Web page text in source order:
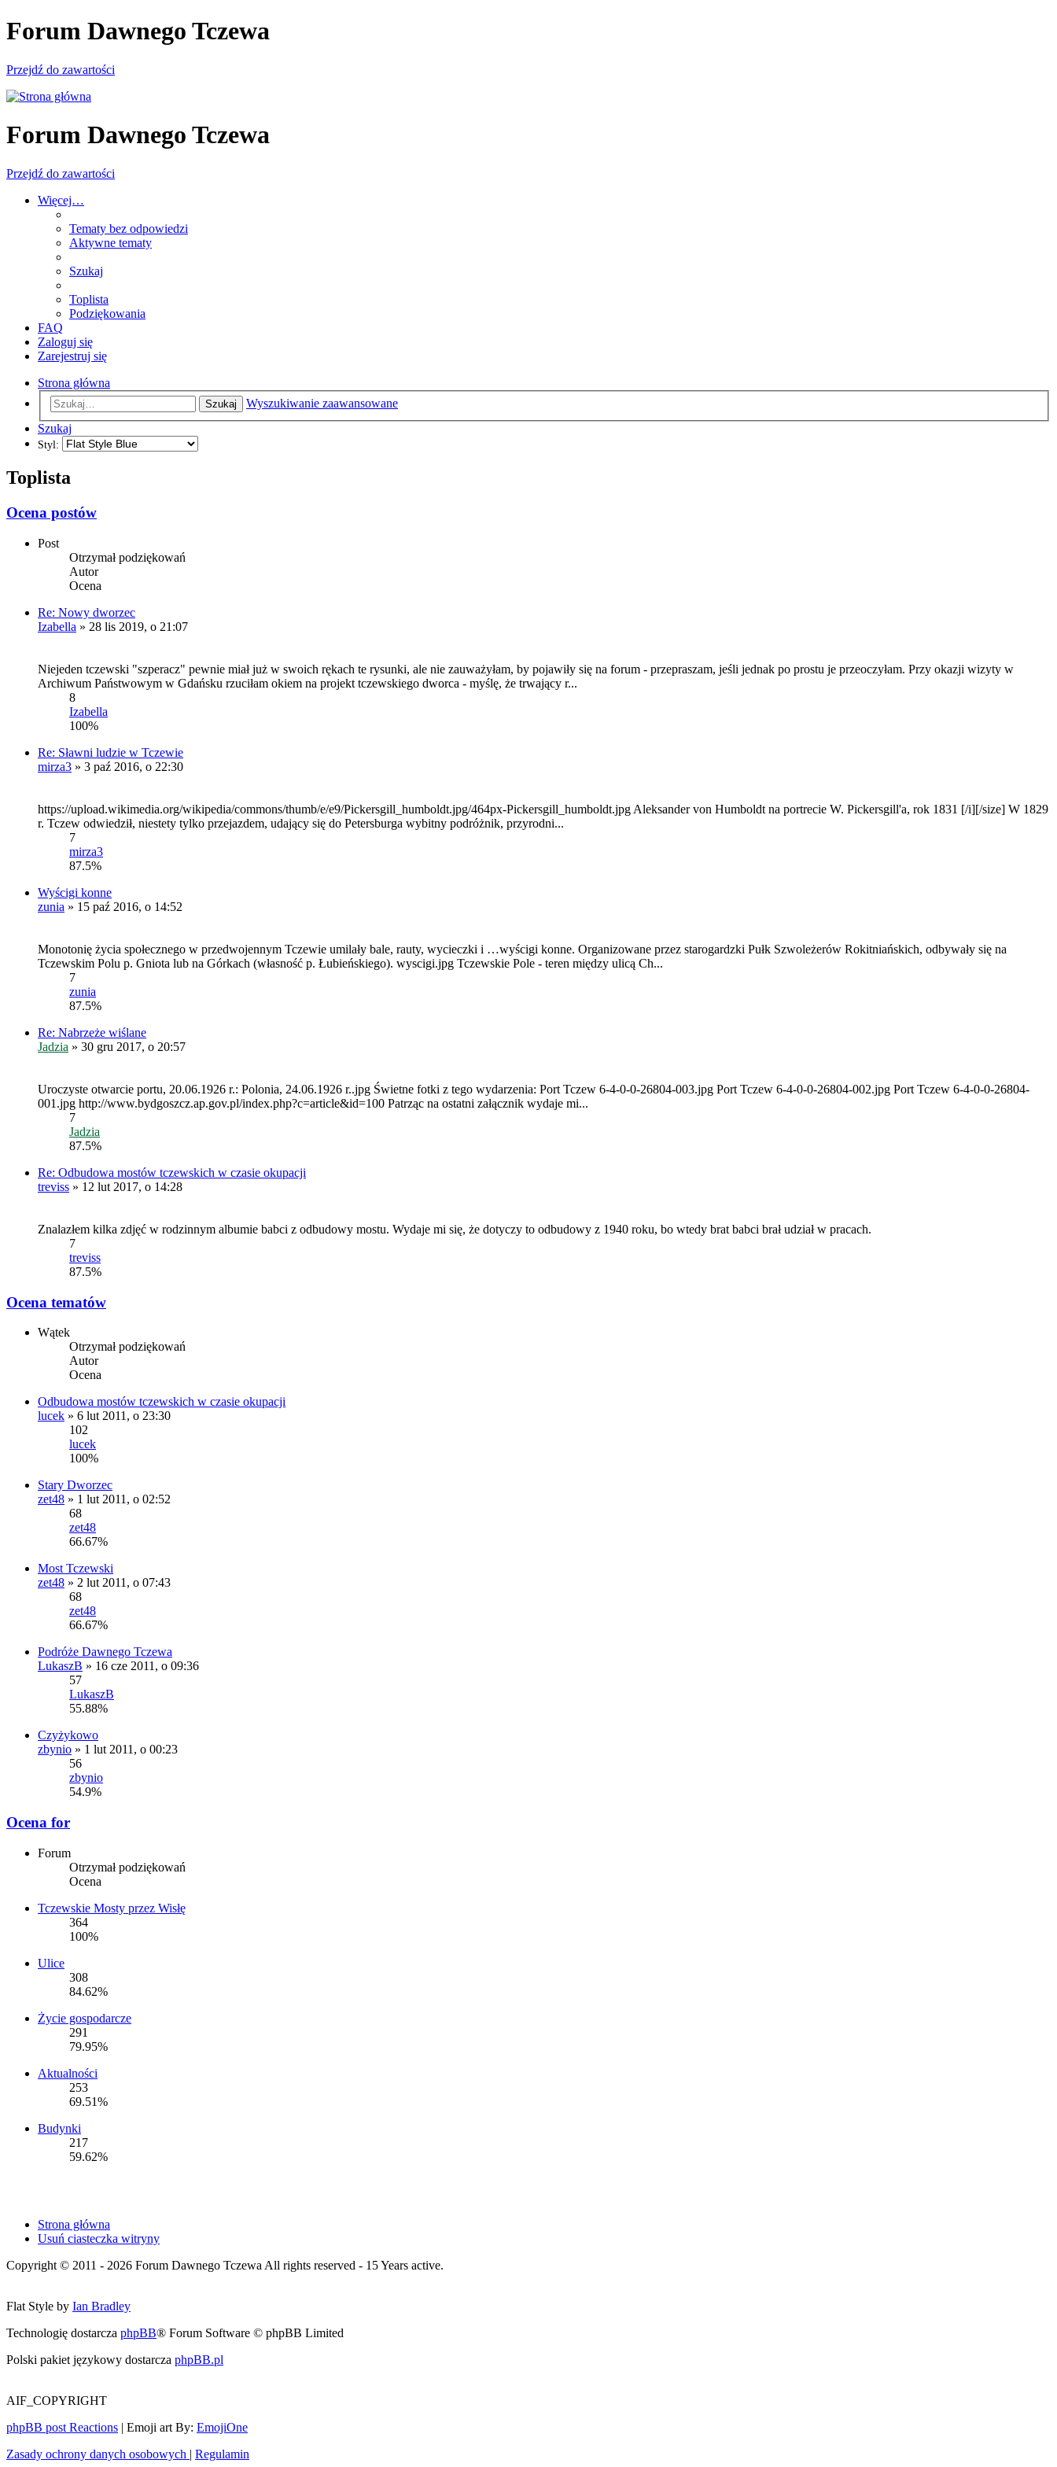
Forum Dawnego Tczewa
Przejdź do zawartości
Forum Dawnego Tczewa
Przejdź do zawartości
Więcej…
Tematy bez odpowiedzi
Aktywne tematy
Szukaj
Toplista
Podziękowania
FAQ
Zaloguj się
Zarejestruj się
Strona główna
Szukaj
Wyszukiwanie zaawansowane
Szukaj
Styl:
Toplista
Ocena postów
Post
Otrzymał podziękowań
Autor
Ocena
Re: Nowy dworzec
Izabella » 28 lis 2019, o 21:07
Niejeden tczewski "szperacz" pewnie miał już w swoich rękach te rysunki, ale nie zauważyłam, by pojawiły się na forum - przepraszam, jeśli jednak po prostu je przeoczyłam. Przy okazji wizyty w
Archiwum Państwowym w Gdańsku rzuciłam okiem na projekt tczewskiego dworca - myślę, że trwający r...
8
Izabella
100%
Re: Sławni ludzie w Tczewie
mirza3 » 3 paź 2016, o 22:30
https://upload.wikimedia.org/wikipedia/commons/thumb/e/e9/Pickersgill_humboldt.jpg/464px-Pickersgill_humboldt.jpg Aleksander von Humboldt na portrecie W. Pickersgill'a, rok 1831 [/i][/size] W 1829
r. Tczew odwiedził, niestety tylko przejazdem, udający się do Petersburga wybitny podróżnik, przyrodni...
7
mirza3
87.5%
Wyścigi konne
zunia » 15 paź 2016, o 14:52
Monotonię życia społecznego w przedwojennym Tczewie umilały bale, rauty, wycieczki i …wyścigi konne. Organizowane przez starogardzki Pułk Szwoleżerów Rokitniańskich, odbywały się na
Tczewskim Polu p. Gniota lub na Górkach (własność p. Łubieńskiego). wyscigi.jpg Tczewskie Pole - teren między ulicą Ch...
7
zunia
87.5%
Re: Nabrzeże wiślane
Jadzia » 30 gru 2017, o 20:57
Uroczyste otwarcie portu, 20.06.1926 r.: Polonia, 24.06.1926 r..jpg Świetne fotki z tego wydarzenia: Port Tczew 6-4-0-0-26804-003.jpg Port Tczew 6-4-0-0-26804-002.jpg Port Tczew 6-4-0-0-26804-
001.jpg http://www.bydgoszcz.ap.gov.pl/index.php?c=article&id=100 Patrząc na ostatni załącznik wydaje mi...
7
Jadzia
87.5%
Re: Odbudowa mostów tczewskich w czasie okupacji
treviss » 12 lut 2017, o 14:28
Znalazłem kilka zdjęć w rodzinnym albumie babci z odbudowy mostu. Wydaje mi się, że dotyczy to odbudowy z 1940 roku, bo wtedy brat babci brał udział w pracach.
7
treviss
87.5%
Ocena tematów
Wątek
Otrzymał podziękowań
Autor
Ocena
Odbudowa mostów tczewskich w czasie okupacji
lucek » 6 lut 2011, o 23:30
102
lucek
100%
Stary Dworzec
zet48 » 1 lut 2011, o 02:52
68
zet48
66.67%
Most Tczewski
zet48 » 2 lut 2011, o 07:43
68
zet48
66.67%
Podróże Dawnego Tczewa
LukaszB » 16 cze 2011, o 09:36
57
LukaszB
55.88%
Czyżykowo
zbynio » 1 lut 2011, o 00:23
56
zbynio
54.9%
Ocena for
Forum
Otrzymał podziękowań
Ocena
Tczewskie Mosty przez Wisłę
364
100%
Ulice
308
84.62%
Życie gospodarcze
291
79.95%
Aktualności
253
69.51%
Budynki
217
59.62%
Strona główna
Usuń ciasteczka witryny
Copyright © 2011 - 2026 Forum Dawnego Tczewa All rights reserved - 15 Years active.
Flat Style by Ian Bradley
Technologię dostarcza phpBB® Forum Software © phpBB Limited
Polski pakiet językowy dostarcza phpBB.pl
AIF_COPYRIGHT
phpBB post Reactions | Emoji art By: EmojiOne
Zasady ochrony danych osobowych | Regulamin